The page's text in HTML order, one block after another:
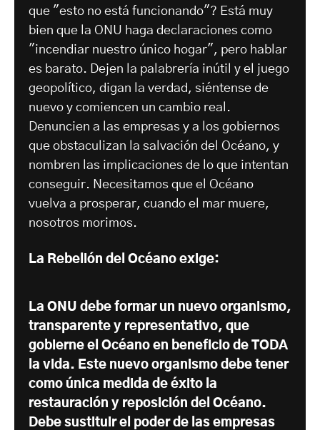
que "esto no está funcionando"? Está muy
bien que la ONU haga declaraciones como
"incendiar nuestro único hogar", pero hablar
es barato. Dejen la palabrería inútil y el juego
geopolítico, digan la verdad, siéntense de
nuevo y comiencen un cambio real.
Denuncien a las empresas y a los gobiernos
que obstaculizan la salvación del Océano, y
nombren las implicaciones de lo que intentan
conseguir. Necesitamos que el Océano
vuelva a prosperar, cuando el mar muere,
nosotros morimos.
La Rebelión del Océano exige:
La ONU debe formar un nuevo organismo,
transparente y representativo, que
gobierne el Océano en beneficio de TODA
la vida. Este nuevo organismo debe tener
como única medida de éxito la
restauración y reposición del Océano.
Debe sustituir el poder de las empresas